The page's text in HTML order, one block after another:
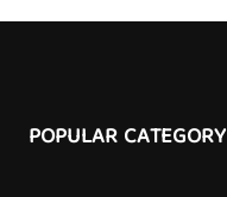
POPULAR CATEGORY